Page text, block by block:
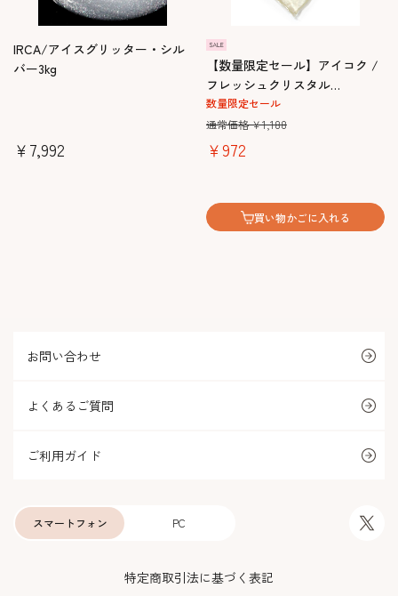
IRCA/アイスグリッター・シル
バー3kg
￥7,992
【数量限定セール】アイコク /
フレッシュクリスタル
3234（1kg）
数量限定セール
￥972
通常価格 ￥1,188
買い物かごに入れる
お問い合わせ
よくあるご質問
ご利用ガイド
PC
スマートフォン
特定商取引法に基づく表記